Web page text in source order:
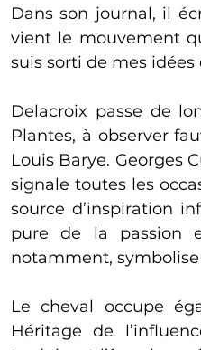
Dans son journal, il
vient le mouvement
suis sorti de mes idées
Delacroix passe de
Plantes, à observer
Louis Barye. Georges
signale toutes les
source d’inspiration
pure de la passion
notamment,
Le cheval occupe
Héritage de